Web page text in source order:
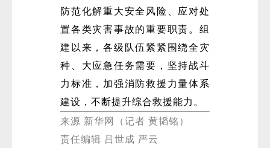
防范化解重大安全风险、应对处
置各类灾害事故的重要职责。组
建以来，各级队伍紧紧围绕全灾
种、大应急任务需要，坚持战斗
力标准，加强消防救援力量体系
建设，不断提升综合救援能力。
来源 新华网（记者 黄韬铭）
责任编辑 吕世成 严云